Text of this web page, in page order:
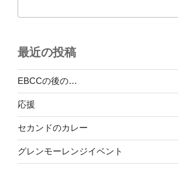
最近の投稿
EBCCの後の…
応援
セカンドのカレー
グレンモーレンジイベント